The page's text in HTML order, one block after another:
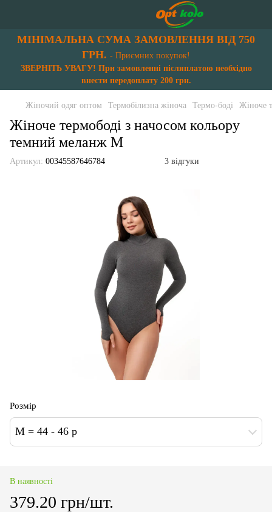
МІНІМАЛЬНА СУМА ЗАМОВЛЕННЯ ВІД 750
ГРН. - Приємних покупок!
ЗВЕРНІТЬ УВАГУ! При замовленні післяплатою необхідно
внести передоплату 200 грн.
Жіночий одяг оптом Термобілизна жіноча Термо-боді Жіноче
Жіноче термободі з начосом кольору
темний меланж М
Артикул: 00345587646784 3 відгуки
Розмір
M = 44 - 46 р
В наявності
379.20 грн/шт.